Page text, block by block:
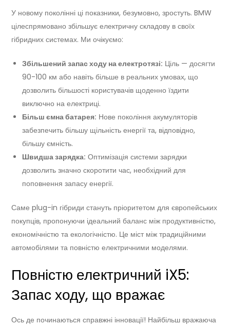
У новому поколінні ці показники, безумовно, зростуть. BMW
цілеспрямовано збільшує електричну складову в своїх
гібридних системах. Ми очікуємо:
Збільшений запас ходу на електротязі: Ціль — досягти
90-100 км або навіть більше в реальних умовах, що
дозволить більшості користувачів щоденно їздити
виключно на електриці.
Більш ємна батарея: Нове покоління акумуляторів
забезпечить більшу щільність енергії та, відповідно,
більшу ємність.
Швидша зарядка: Оптимізація системи зарядки
дозволить значно скоротити час, необхідний для
поповнення запасу енергії.
Саме plug-in гібриди стануть пріоритетом для європейських
покупців, пропонуючи ідеальний баланс між продуктивністю,
економічністю та екологічністю. Це міст між традиційними
автомобілями та повністю електричними моделями.
Повністю електричний iX5:
Запас ходу, що вражає
Ось де починаються справжні інновації! Найбільш вражаюча